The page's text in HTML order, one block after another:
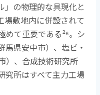
」の物理的な具現化と
場敷地内に併設されて
めて重要である²⁶。シ
馬県安中市）、塩ビ・
）、合成技術研究所
究所はすべて主力工場